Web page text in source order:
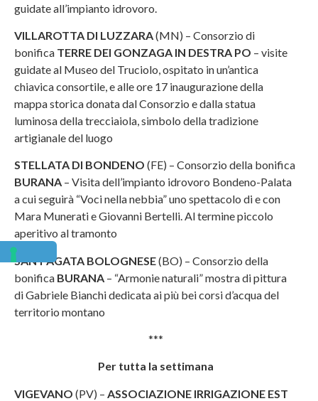
guidate all’impianto idrovoro.
VILLAROTTA DI LUZZARA(MN) – Consorzio di
bonifica TERRE DEI GONZAGA IN DESTRA PO – visite
guidate al Museo del Truciolo, ospitato in un’antica
chiavica consortile, e alle ore 17 inaugurazione della
mappa storica donata dal Consorzio e dalla statua
luminosa della trecciaiola, simbolo della tradizione
artigianale del luogo
STELLATA DI BONDENO (FE) – Consorzio della bonifica
BURANA – Visita dell’impianto idrovoro Bondeno-Palata
a cui seguirà “Voci nella nebbia” uno spettacolo di e con
Mara Munerati e Giovanni Bertelli. Al termine piccolo
aperitivo al tramonto
SANT’AGATA BOLOGNESE(BO) – Consorzio della
bonifica BURANA – “Armonie naturali” mostra di pittura
di Gabriele Bianchi dedicata ai più bei corsi d’acqua del
territorio montano
***
Per tutta la settimana
VIGEVANO (PV) – ASSOCIAZIONE IRRIGAZIONE EST